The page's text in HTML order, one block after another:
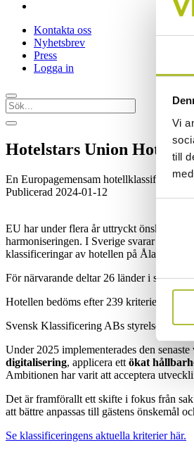
Vi
till
Kontakta oss
Nyhetsbrev
Press
Logga in
Hotelstars Union
En Europagemensam hotellklassificering.
Publicerad 2024-01-12
EU har under flera år uttryckt önskemål
harmoniseringen. I Sverige svarar Visita
klassificeringar av hotellen på Åland.
För närvarande deltar 26 länder i
Hotellen bedöms efter 239 kriterier och
Svensk Klassificering ABs styrelse
Under 2025 implementerades den
digitalisering, applicera ett ökat
Ambitionen har varit att acceptera
Det är framförallt ett skifte i fokus från
att bättre anpassas till gästens önskemål
Se klassificeringens aktuella kriterier här.